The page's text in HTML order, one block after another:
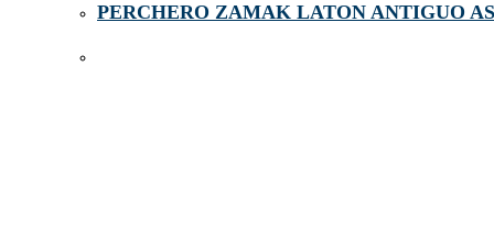
PERCHERO ZAMAK LATON ANTIGUO